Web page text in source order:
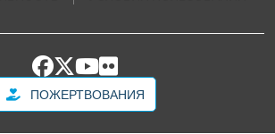
ПОЖЕРТВОВАНИЯ